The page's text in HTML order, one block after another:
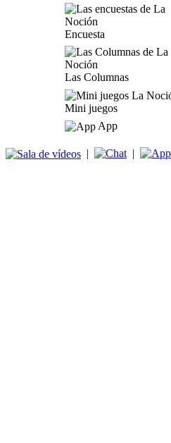
Encuesta
Las Columnas
Mini juegos
App
| |